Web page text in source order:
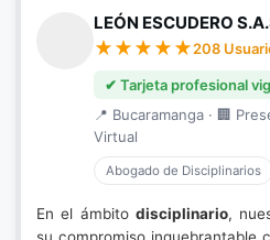
LEÓN ESCUDERO
208
✔ Tarjeta profesional
📍 Bucaramanga · 🏢
Virtual
Abogado de Disciplinarios
En el ámbito disciplinario,